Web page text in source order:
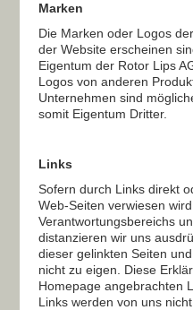
Marken
Die Marken oder Logos
der Website erscheinen
Eigentum der Rotor Lips
Logos von anderen
Unternehmen sind
somit Eigentum Dritter.
Links
Sofern durch Links direkt
Web-Seiten verwiesen
Verantwortungsbereichs
distanzieren wir uns
dieser gelinkten Seiten
nicht zu eigen. Diese
Homepage angebrachten
Links werden von uns